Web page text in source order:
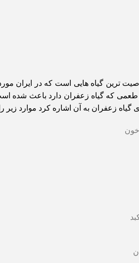
ترین گیاه هایی است که در ایران
که گیاه زعفران دارد باعث شده
زعفران به آن اشاره کرد موارد زیر